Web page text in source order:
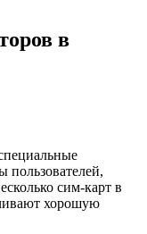
в
пользователей,
сим-карт в
хорошую